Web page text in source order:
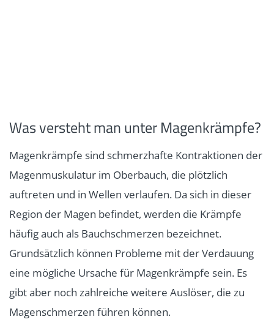
Was versteht man unter Magenkrämpfe?
Magenkrämpfe sind schmerzhafte Kontraktionen der
Magenmuskulatur im Oberbauch, die plötzlich
auftreten und in Wellen verlaufen. Da sich in dieser
Region der Magen befindet, werden die Krämpfe
häufig auch als Bauchschmerzen bezeichnet.
Grundsätzlich können Probleme mit der Verdauung
eine mögliche Ursache für Magenkrämpfe sein. Es
gibt aber noch zahlreiche weitere Auslöser, die zu
Magenschmerzen führen können.